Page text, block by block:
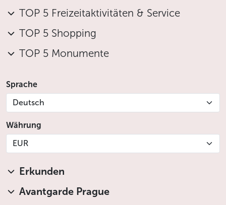
TOP 5 Freizeitaktivitäten & Service
TOP 5 Shopping
TOP 5 Monumente
Sprache
Deutsch
Währung
EUR
Erkunden
Avantgarde Prague